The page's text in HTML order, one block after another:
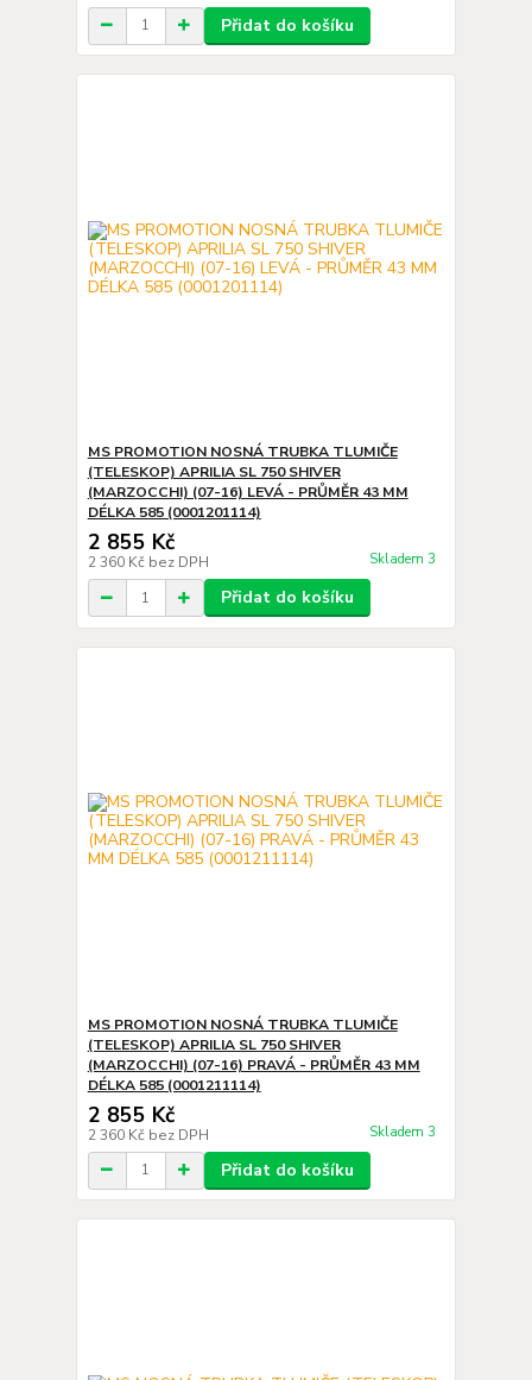
Přidat do košíku
MS PROMOTION NOSNÁ TRUBKA TLUMIČE
(TELESKOP) APRILIA SL 750 SHIVER
(MARZOCCHI) (07-16) LEVÁ - PRŮMĚR 43 MM
DÉLKA 585 (0001201114)
2 855 Kč
2 360 Kč bez DPH Skladem 3
Přidat do košíku
MS PROMOTION NOSNÁ TRUBKA TLUMIČE
(TELESKOP) APRILIA SL 750 SHIVER
(MARZOCCHI) (07-16) PRAVÁ - PRŮMĚR 43 MM
DÉLKA 585 (0001211114)
2 855 Kč
2 360 Kč bez DPH Skladem 3
Přidat do košíku